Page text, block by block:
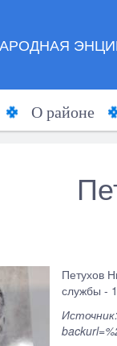
О районе
Петухов
службы -